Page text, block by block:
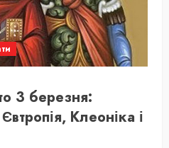
3 березня:
Клеоніка і